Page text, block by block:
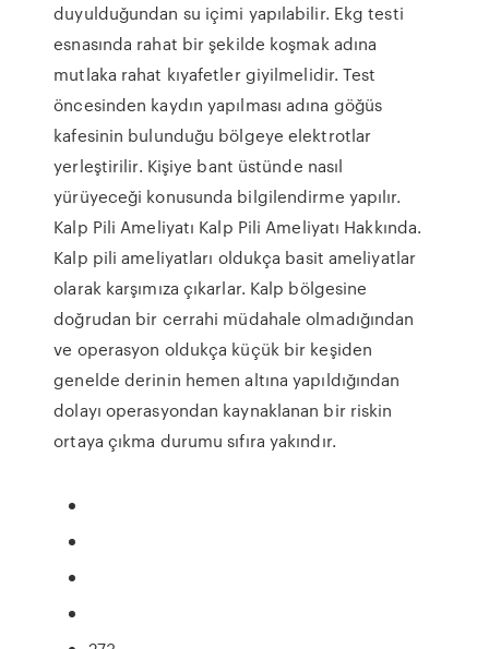
duyulduğundan su içimi yapılabilir. Ekg testi
esnasında rahat bir şekilde koşmak adına
mutlaka rahat kıyafetler giyilmelidir. Test
öncesinden kaydın yapılması adına göğüs
kafesinin bulunduğu bölgeye elektrotlar
yerleştirilir. Kişiye bant üstünde nasıl
yürüyeceği konusunda bilgilendirme yapılır.
Kalp Pili Ameliyatı Kalp Pili Ameliyatı Hakkında.
Kalp pili ameliyatları oldukça basit ameliyatlar
olarak karşımıza çıkarlar. Kalp bölgesine
doğrudan bir cerrahi müdahale olmadığından
ve operasyon oldukça küçük bir keşiden
genelde derinin hemen altına yapıldığından
dolayı operasyondan kaynaklanan bir riskin
ortaya çıkma durumu sıfıra yakındır.